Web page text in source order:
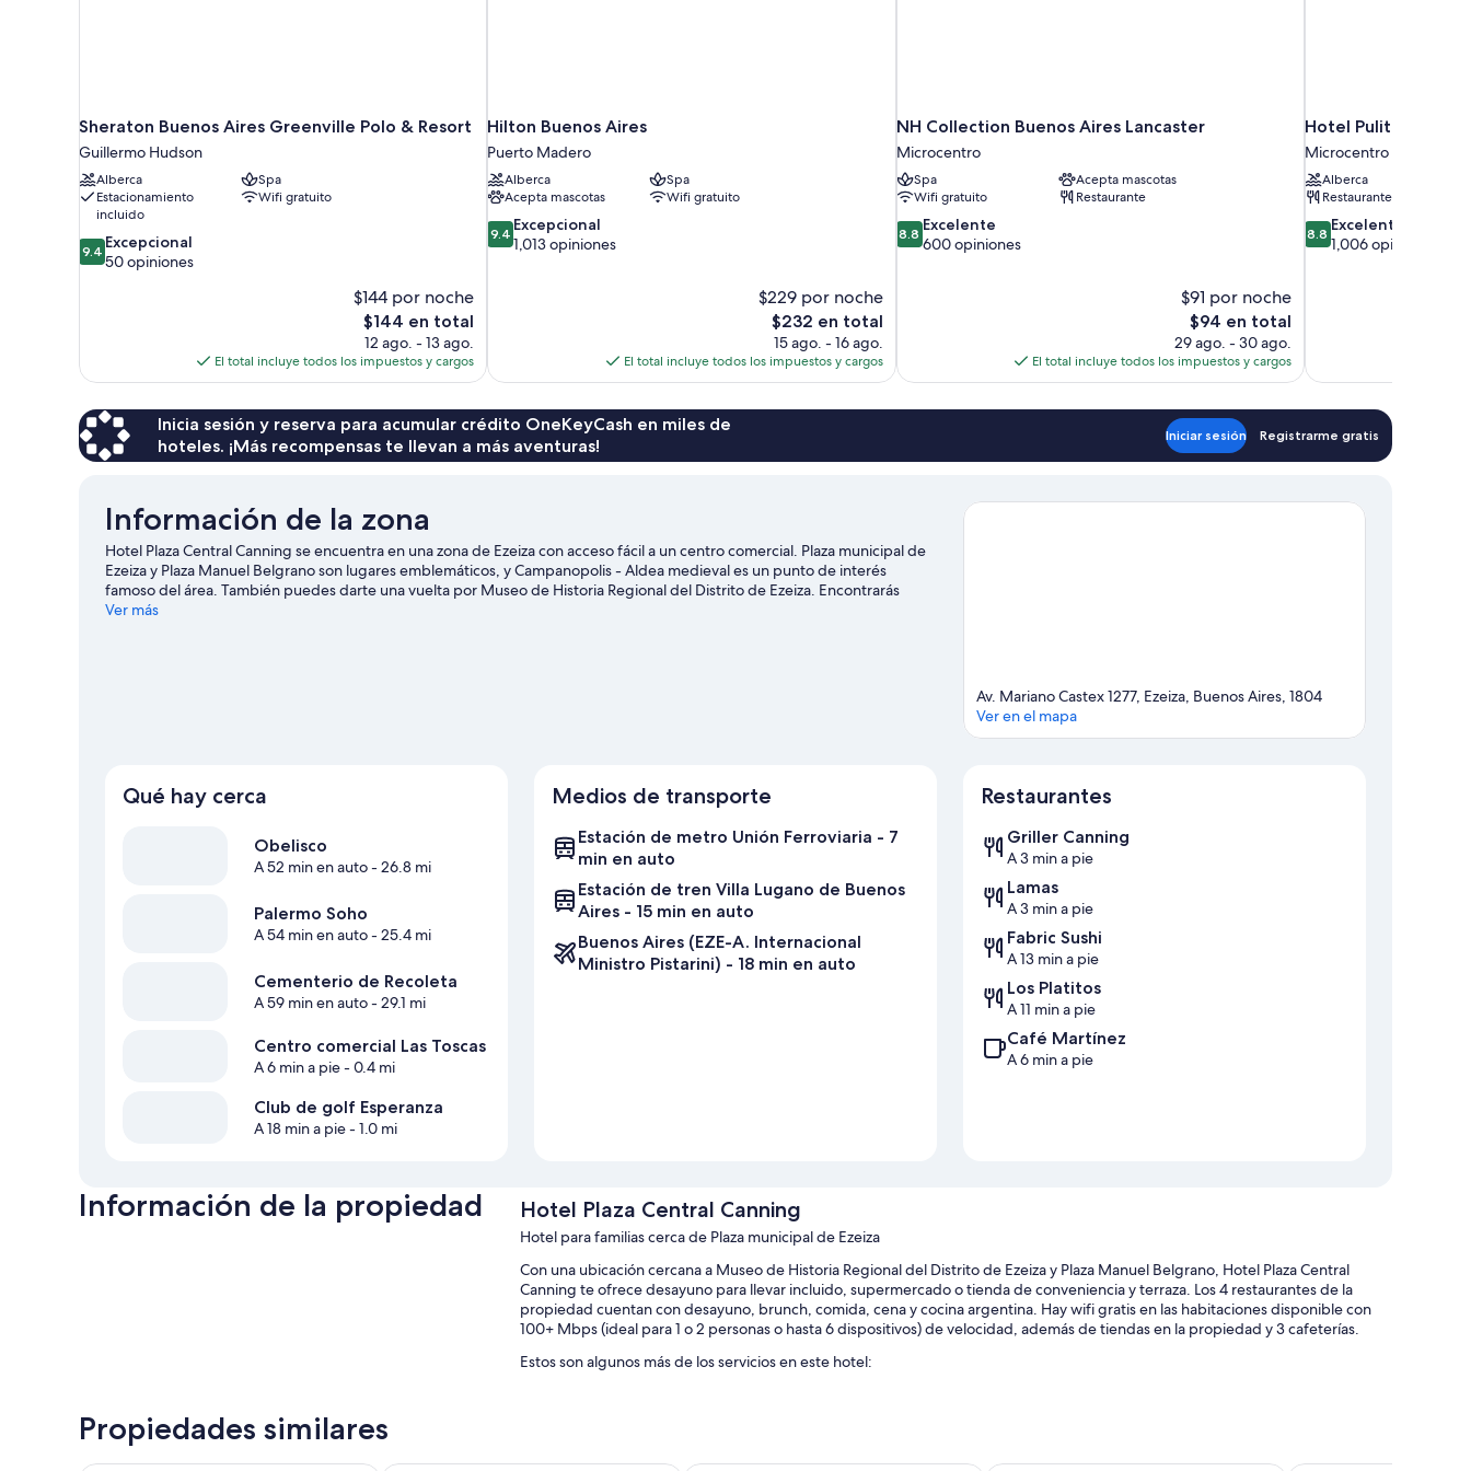
Sheraton Buenos Aires Greenville Polo & Resort
Guillermo Hudson
Alberca
Spa
Estacionamiento
incluido
Wifi gratuito
9.4
de
9.4 Excepcional
50 opiniones
$144 por noche
El
precio
actual
es
$144
$144 en total
12 ago. - 13 ago.
El total incluye todos los impuestos y cargos
Hilton Buenos Aires
Puerto Madero
Alberca
Spa
Acepta mascotas
Wifi gratuito
9.4
de
9.4 Excepcional
1,013 opiniones
$229 por noche
El
precio
actual
es
$232 en total
15 ago. - 16 ago.
El total incluye todos los impuestos y cargos
NH Collection Buenos Aires Lancaster
Microcentro
Spa
Acepta mascotas
Wifi gratuito
Restaurante
8.8
de
8.8 Excelente
600 opiniones
$91 por noche
El
precio
actual
es
$94
$94 en total
29 ago. - 30 ago.
El total incluye todos los impuestos y cargos
Hotel Pulitzer
Microcentro
Alberca
Restaurante
8.8
de
8.8 Excelente
1,006 opiniones
Inicia sesión y reserva para acumular crédito OneKeyCash en miles de
hoteles. ¡Más recompensas te llevan a más aventuras!
Iniciar sesión Registrarme gratis
Información de la zona
Hotel Plaza Central Canning se encuentra en una zona de Ezeiza con acceso fácil a un centro comercial. Plaza municipal de
Ezeiza y Plaza Manuel Belgrano son lugares emblemáticos, y Campanopolis - Aldea medieval es un punto de interés
famoso del área. También puedes darte una vuelta por Museo de Historia Regional del Distrito de Ezeiza. Encontrarás
muchas opciones para conocer la zona con actividades como golf.
Ver más
Av. Mariano Castex 1277, Ezeiza, Buenos Aires, 1804
Ver en el mapa
Qué hay cerca
Obelisco
A 52 min en auto- 26.8 mi
Palermo Soho
A 54 min en auto- 25.4 mi
Cementerio de Recoleta
A 59 min en auto- 29.1 mi
Centro comercial Las Toscas
A 6 min a pie- 0.4 mi
Club de golf Esperanza
A 18 min a pie- 1.0 mi
Medios de transporte
Estación de metro Unión Ferroviaria - 7
min en auto
Estación de tren Villa Lugano de Buenos
Aires - 15 min en auto
Buenos Aires (EZE-A. Internacional
Ministro Pistarini) - 18 min en auto
Restaurantes
Griller Canning
A 3 min a pie
Lamas
A 3 min a pie
Fabric Sushi
A 13 min a pie
Los Platitos
A 11 min a pie
Café Martínez
A 6 min a pie
Información de la propiedad Hotel Plaza Central Canning
Hotel para familias cerca de Plaza municipal de Ezeiza
Con una ubicación cercana a Museo de Historia Regional del Distrito de Ezeiza y Plaza Manuel Belgrano, Hotel Plaza Central
Canning te ofrece desayuno para llevar incluido, supermercado o tienda de conveniencia y terraza. Los 4 restaurantes de la
propiedad cuentan con desayuno, brunch, comida, cena y cocina argentina. Hay wifi gratis en las habitaciones disponible con
100+ Mbps (ideal para 1 o 2 personas o hasta 6 dispositivos) de velocidad, además de tiendas en la propiedad y 3 cafeterías.
Estos son algunos más de los servicios en este hotel:
Propiedades similares